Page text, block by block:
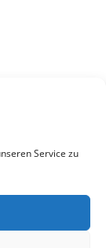
Service zu
id=850]